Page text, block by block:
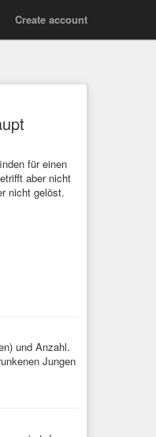
Create account
für einen
aber nicht
nicht gelöst.
und Anzahl.
Jungen